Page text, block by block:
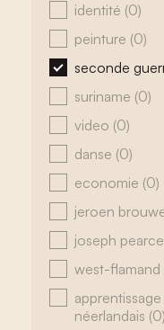
identité (0)
peinture (0)
seconde
suriname (0)
video (0)
danse (0)
economie (0)
jeroen
joseph pearce
west-flamand
néerlandais (0)